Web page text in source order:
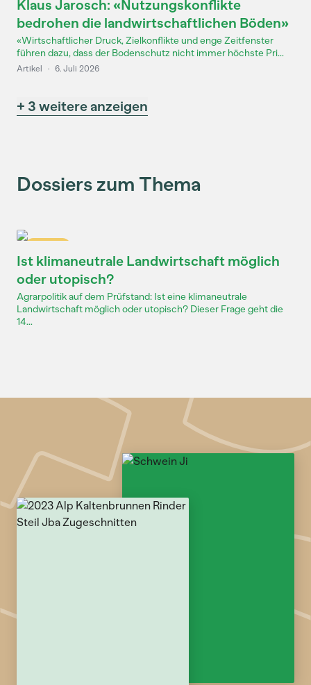
Klaus Jarosch: «Nutzungskonflikte
bedrohen die landwirtschaftlichen Böden»
«Wirtschaftlicher Druck, Zielkonflikte und enge Zeitfenster
führen dazu, dass der Bodenschutz nicht immer höchste Pri...
Artikel · 6. Juli 2026
+ 3 weitere anzeigen
Dossiers zum Thema
Ist klimaneutrale Landwirtschaft möglich
oder utopisch?
Agrarpolitik auf dem Prüfstand: Ist eine klimaneutrale
Landwirtschaft möglich oder utopisch? Dieser Frage geht die
14...